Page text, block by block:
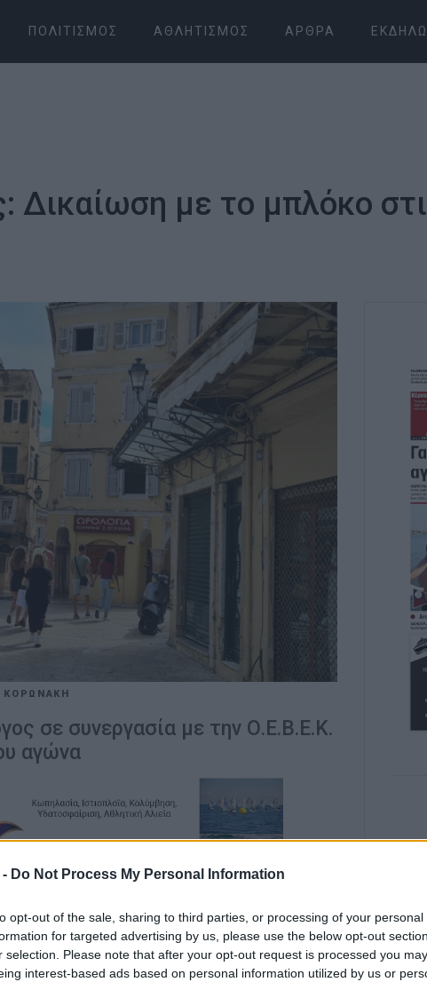
Do Not Process My Personal Information
opt-out of the sale, sharing to third parties, or processing of your personal
for targeted advertising by us, please use the below opt-out
selection. Please note that after your opt-out request is processed you may
interest-based ads based on personal information utilized by us or
ΠΟΛΙΤΙΣΜΌΣ ΑΘΛΗΤΙΣΜΌΣ ΆΡΘΡΑ
Δικαίωση με το μπλόκο
ΚΟΡΩΝΑΚΗ
σε συνεργασία με την Ο.Ε.Β.Ε.Κ.
αγώνα
ο Εμπορικός Σύλλογος Κέρκυρας
της Επικρατείας ( ΣτΕ ) , η οποία ανατρέπει την
στα δημοτικά τέλη καθαριότητας και